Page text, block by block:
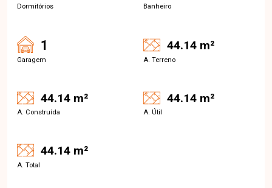
Dormitórios Banheiro
1
Garagem
44.14 m²
A. Terreno
44.14 m²
A. Construída
44.14 m²
A. Útil
44.14 m²
A. Total